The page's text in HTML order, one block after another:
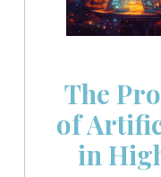
The
of
in